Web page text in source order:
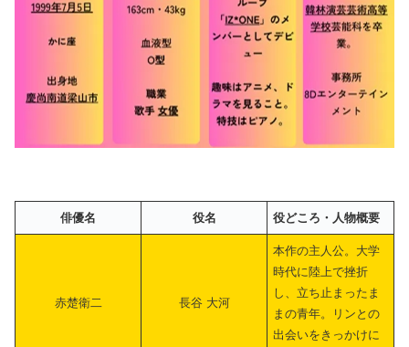
俳優名 役名 役どころ・人物概要
赤楚衛二 長谷 大河
本作の主人公。大学
時代に陸上で挫折
し、立ち止まったま
まの青年。リンとの
出会いをきっかけに